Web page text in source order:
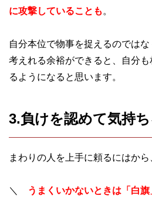
に攻撃していることも 。
自分本位で物事を捉えるのでは
考えれる余裕ができると、自分
るようになると思います。
3.負けを認めて気持
まわりの人を上手に頼るにはから
＼ うまくいかないときは「白旗